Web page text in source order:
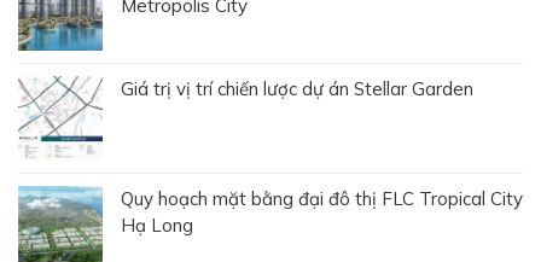
Metropolis City
Giá trị vị trí chiến lược dự án Stellar Garden
Quy hoạch mặt bằng đại đô thị FLC Tropical City
Hạ Long